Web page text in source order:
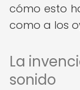
cómo esto
como a los
La
sonido